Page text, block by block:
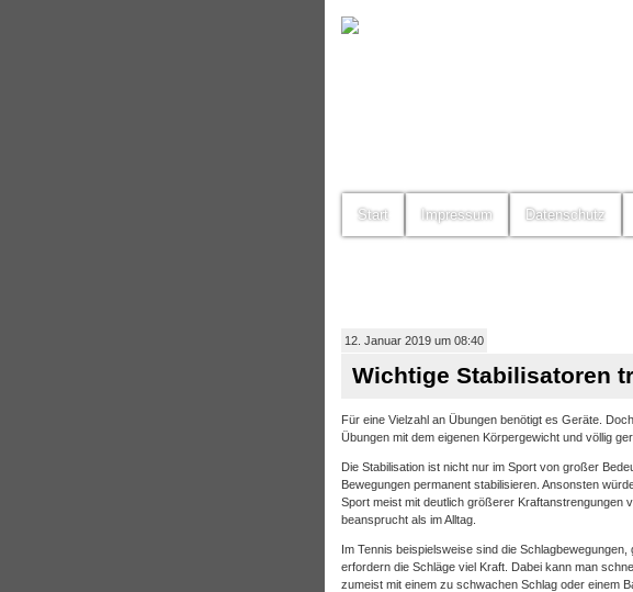
Start Impressum Datenschutz
12. Januar 2019 um 08:40
Wichtige Stabilisatoren
Für eine Vielzahl an Übungen benötigt es Geräte.
Übungen mit dem eigenen Körpergewicht und völlig
Die Stabilisation ist nicht nur im Sport von großer
Bewegungen permanent stabilisieren. Ansonsten
Sport meist mit deutlich größerer Kraftanstrengungen
beansprucht als im Alltag.
Im Tennis beispielsweise sind die
erfordern die Schläge viel Kraft. Dabei kann man
zumeist mit einem zu schwachen Schlag oder einem